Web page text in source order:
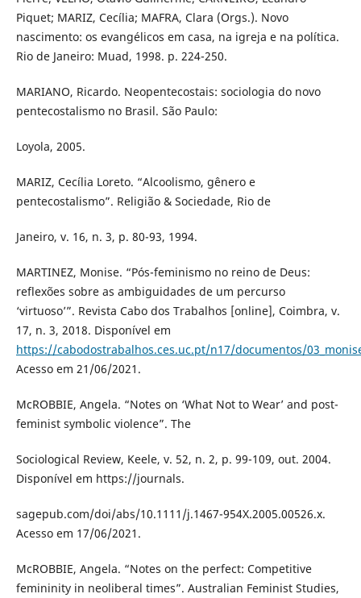
Piquet; MARIZ, Cecília; MAFRA, Clara (Orgs.). Novo
nascimento: os evangélicos em casa, na igreja e na política.
Rio de Janeiro: Muad, 1998. p. 224-250.
MARIANO, Ricardo. Neopentecostais: sociologia do novo
pentecostalismo no Brasil. São Paulo:
Loyola, 2005.
MARIZ, Cecília Loreto. “Alcoolismo, gênero e
pentecostalismo”. Religião & Sociedade, Rio de
Janeiro, v. 16, n. 3, p. 80-93, 1994.
MARTINEZ, Monise. “Pós-feminismo no reino de Deus:
reflexões sobre as ambiguidades de um percurso
‘virtuoso’”. Revista Cabo dos Trabalhos [online], Coimbra, v.
17, n. 3, 2018. Disponível em
https://cabodostrabalhos.ces.uc.pt/n17/documentos/
Acesso em 21/06/2021.
McROBBIE, Angela. “Notes on ‘What Not to Wear’ and post-
feminist symbolic violence”. The
Sociological Review, Keele, v. 52, n. 2, p. 99-109, out. 2004.
Disponível em https://journals.
sagepub.com/doi/abs/10.1111/j.1467-954X.2005.00526.x.
Acesso em 17/06/2021.
McROBBIE, Angela. “Notes on the perfect: Competitive
femininity in neoliberal times”. Australian Feminist Studies,